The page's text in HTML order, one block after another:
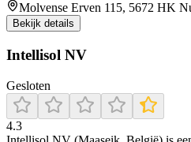
Molvense Erven 115, 5672 HK
Bekijk details
Intellisol NV
Gesloten
4.3